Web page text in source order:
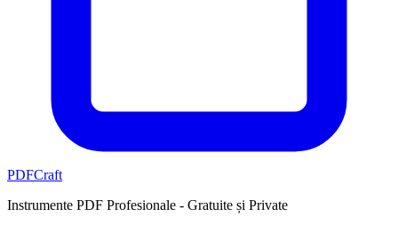
PDFCraft
Instrumente PDF Profesionale - Gratuite și Private